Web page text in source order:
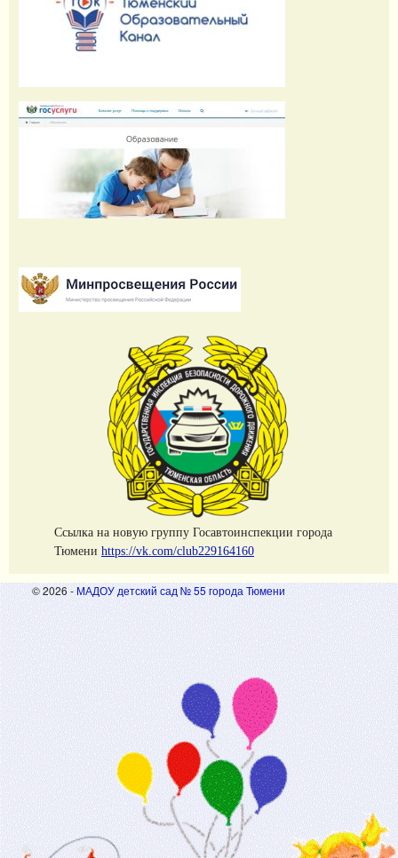
Cсылка на новую группу Госавтоинспекции города
Тюмени https://vk.com/club229164160
© 2026 -МАДОУ детский сад № 55 города Тюмени